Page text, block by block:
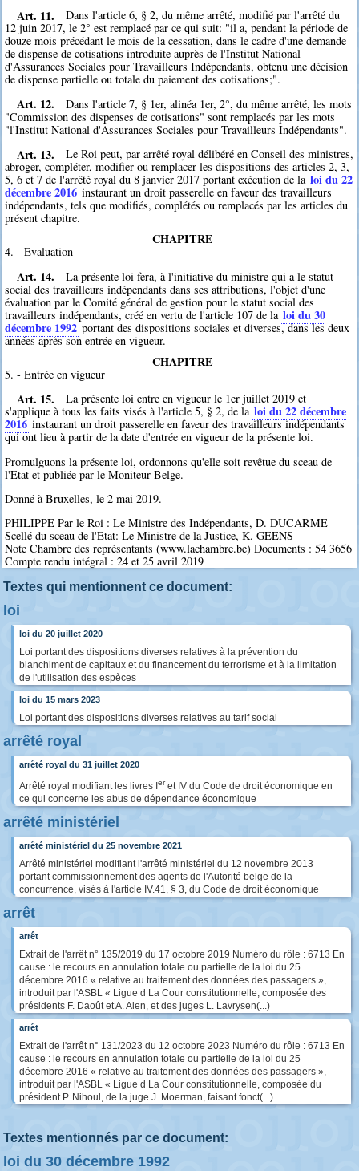
Art. 11.
Dans l'article 6, § 2, du même arrêté, modifié par l'arrêté du
12 juin 2017, le 2° est remplacé par ce qui suit: "il a, pendant la période de
douze mois précédant le mois de la cessation, dans le cadre d'une demande
de dispense de cotisations introduite auprès de l'Institut National
d'Assurances Sociales pour Travailleurs Indépendants, obtenu une décision
de dispense partielle ou totale du paiement des cotisations;".
Art. 12.
Dans l'article 7, § 1er, alinéa 1er, 2°, du même arrêté, les mots
"Commission des dispenses de cotisations" sont remplacés par les mots
"l'Institut National d'Assurances Sociales pour Travailleurs Indépendants".
Art. 13.
Le Roi peut, par arrêté royal délibéré en Conseil des ministres,
abroger, compléter, modifier ou remplacer les dispositions des articles 2, 3,
5, 6 et 7 de l'arrêté royal du 8 janvier 2017 portant exécution de la loi du 22
décembre 2016 instaurant un droit passerelle en faveur des travailleurs
indépendants, tels que modifiés, complétés ou remplacés par les articles du
présent chapitre.
CHAPITRE
4. - Evaluation
Art. 14.
La présente loi fera, à l'initiative du ministre qui a le statut
social des travailleurs indépendants dans ses attributions, l'objet d'une
évaluation par le Comité général de gestion pour le statut social des
travailleurs indépendants, créé en vertu de l'article 107 de la loi du 30
décembre 1992 portant des dispositions sociales et diverses, dans les deux
années après son entrée en vigueur.
CHAPITRE
5. - Entrée en vigueur
Art. 15.
La présente loi entre en vigueur le 1er juillet 2019 et
s'applique à tous les faits visés à l'article 5, § 2, de la loi du 22 décembre
2016 instaurant un droit passerelle en faveur des travailleurs indépendants
qui ont lieu à partir de la date d'entrée en vigueur de la présente loi.
Promulguons la présente loi, ordonnons qu'elle soit revêtue du sceau de
l'Etat et publiée par le Moniteur Belge.
Donné à Bruxelles, le 2 mai 2019.
PHILIPPE Par le Roi : Le Ministre des Indépendants, D. DUCARME
Scellé du sceau de l'Etat: Le Ministre de la Justice, K. GEENS _______
Note Chambre des représentants (www.lachambre.be) Documents : 54 3656
Compte rendu intégral : 24 et 25 avril 2019
Textes qui mentionnent ce document:
loi
loi du 20 juillet 2020
Loi portant des dispositions diverses relatives à la prévention du
blanchiment de capitaux et du financement du terrorisme et à la limitation
de l'utilisation des espèces
loi du 15 mars 2023
Loi portant des dispositions diverses relatives au tarif social
arrêté royal
arrêté royal du 31 juillet 2020
Arrêté royal modifiant les livres Ieret IV du Code de droit économique en
ce qui concerne les abus de dépendance économique
arrêté ministériel
arrêté ministériel du 25 novembre 2021
Arrêté ministériel modifiant l'arrêté ministériel du 12 novembre 2013
portant commissionnement des agents de l'Autorité belge de la
concurrence, visés à l'article IV.41, § 3, du Code de droit économique
arrêt
arrêt
Extrait de l'arrêt n° 135/2019 du 17 octobre 2019 Numéro du rôle : 6713 En
cause : le recours en annulation totale ou partielle de la loi du 25
décembre 2016 « relative au traitement des données des passagers »,
introduit par l'ASBL « Ligue d La Cour constitutionnelle, composée des
présidents F. Daoût et A. Alen, et des juges L. Lavrysen(...)
arrêt
Extrait de l'arrêt n° 131/2023 du 12 octobre 2023 Numéro du rôle : 6713 En
cause : le recours en annulation totale ou partielle de la loi du 25
décembre 2016 « relative au traitement des données des passagers »,
introduit par l'ASBL « Ligue d La Cour constitutionnelle, composée du
président P. Nihoul, de la juge J. Moerman, faisant fonct(...)
Textes mentionnés par ce document:
loi du 30 décembre 1992